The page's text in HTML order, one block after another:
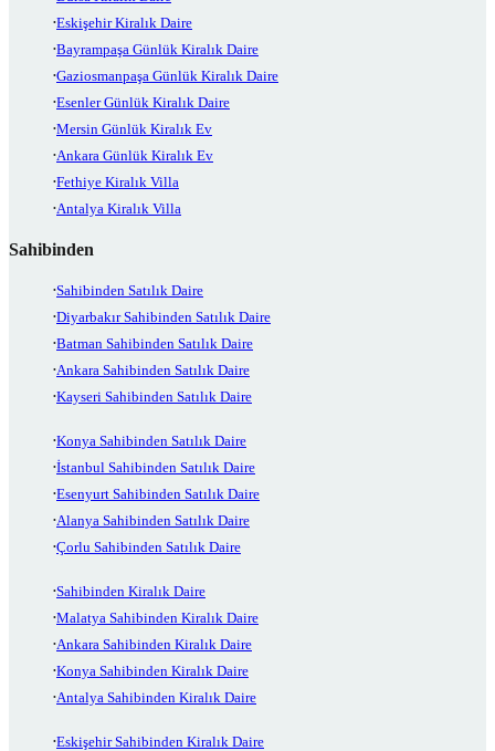
Eskişehir Kiralık Daire
Bayrampaşa Günlük Kiralık Daire
Gaziosmanpaşa Günlük Kiralık Daire
Esenler Günlük Kiralık Daire
Mersin Günlük Kiralık Ev
Ankara Günlük Kiralık Ev
Fethiye Kiralık Villa
Antalya Kiralık Villa
Sahibinden
Sahibinden Satılık Daire
Diyarbakır Sahibinden Satılık Daire
Batman Sahibinden Satılık Daire
Ankara Sahibinden Satılık Daire
Kayseri Sahibinden Satılık Daire
Konya Sahibinden Satılık Daire
İstanbul Sahibinden Satılık Daire
Esenyurt Sahibinden Satılık Daire
Alanya Sahibinden Satılık Daire
Çorlu Sahibinden Satılık Daire
Sahibinden Kiralık Daire
Malatya Sahibinden Kiralık Daire
Ankara Sahibinden Kiralık Daire
Konya Sahibinden Kiralık Daire
Antalya Sahibinden Kiralık Daire
Eskişehir Sahibinden Kiralık Daire